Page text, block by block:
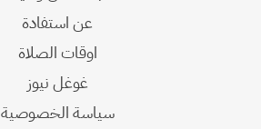
عن استفادة
اوقات الصلاة
غوغل نيوز
سياسة الخصوصية